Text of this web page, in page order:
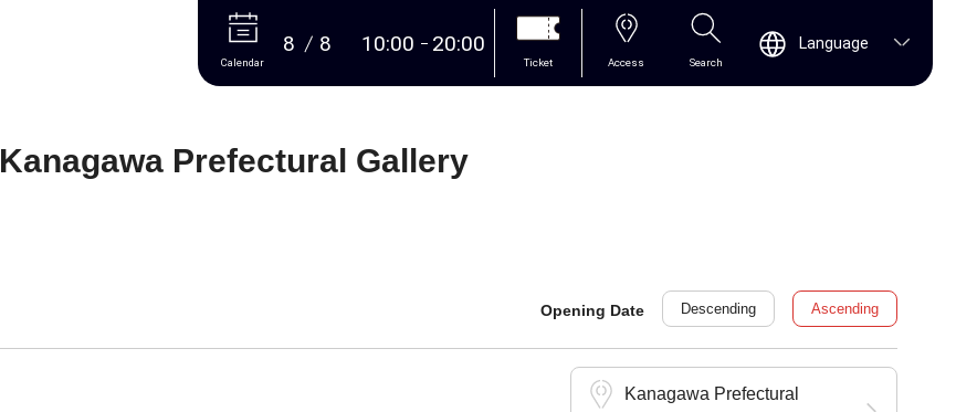
More
Calendar
8 8 10:00 20:00
Ticket Access Search
Language
Kanagawa Prefectural Gallery
Opening Date Descending Ascending
Kanagawa Prefectural